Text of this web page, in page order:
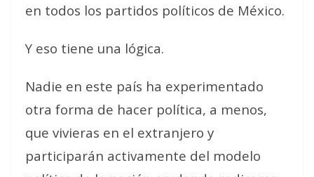
en todos los partidos políticos de México.
Y eso tiene una lógica.
Nadie en este país ha experimentado
otra forma de hacer política, a menos,
que vivieras en el extranjero y
participarán activamente del modelo